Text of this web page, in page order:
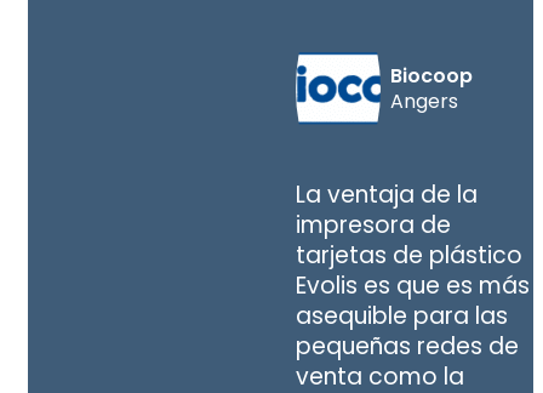
Biocoop
Angers
La ventaja de la
impresora de
tarjetas de plástico
Evolis es que es más
asequible para las
pequeñas redes de
venta como la